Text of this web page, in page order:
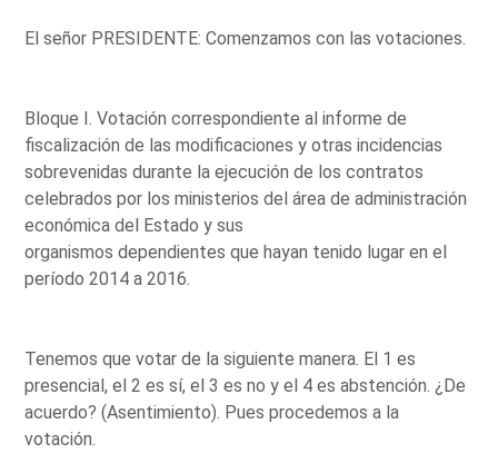
El señor PRESIDENTE: Comenzamos con las votaciones.
Bloque I. Votación correspondiente al informe de
fiscalización de las modificaciones y otras incidencias
sobrevenidas durante la ejecución de los contratos
celebrados por los ministerios del área de administración
económica del Estado y sus
organismos dependientes que hayan tenido lugar en el
período 2014 a 2016.
Tenemos que votar de la siguiente manera. El 1 es
presencial, el 2 es sí, el 3 es no y el 4 es abstención. ¿De
acuerdo? (Asentimiento). Pues procedemos a la
votación.